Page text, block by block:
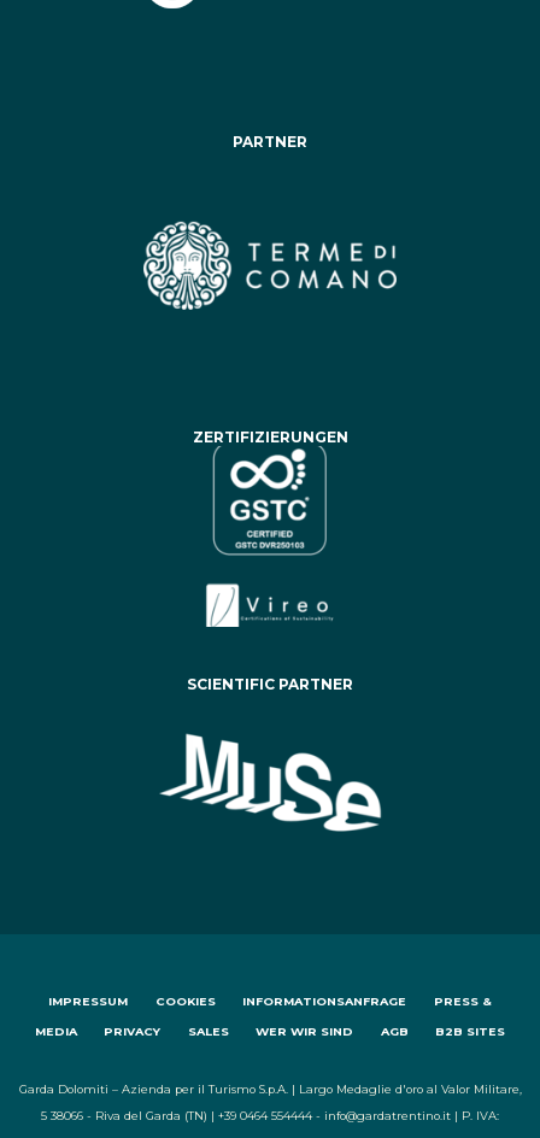
PARTNER
ZERTIFIZIERUNGEN
SCIENTIFIC PARTNER
IMPRESSUM COOKIES INFORMATIONSANFRAGE PRESS &
MEDIA PRIVACY SALES WER WIR SIND AGB B2B SITES
Garda Dolomiti – Azienda per il Turismo S.p.A. | Largo Medaglie d'oro al Valor Militare,
5 38066 - Riva del Garda (TN) | +39 0464 554444 - info@gardatrentino.it | P. IVA: